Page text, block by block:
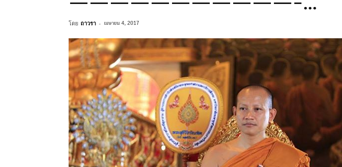
โดย ถาวรา - เมษายน 4, 2017